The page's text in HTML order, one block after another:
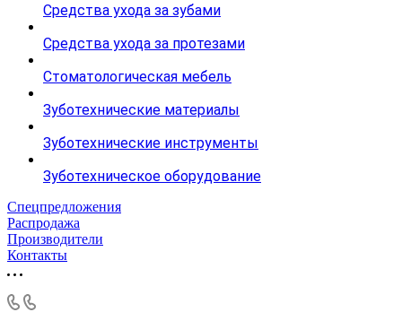
Средства ухода за зубами
Средства ухода за протезами
Стоматологическая мебель
Зуботехнические материалы
Зуботехнические инструменты
Зуботехническое оборудование
Спецпредложения
Распродажа
Производители
Контакты